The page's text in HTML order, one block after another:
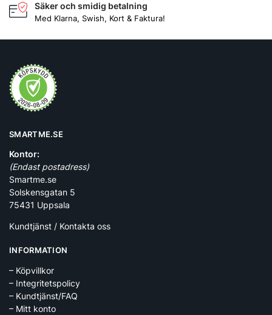
Säker och smidig betalning
Med Klarna, Swish, Kort & Faktura!
SMARTME.SE
Kontor:
(Endast postadress)
Smartme.se
Solskensgatan 5
75431 Uppsala
Kundtjänst / Kontakta oss
INFORMATION
– Köpvillkor
– Integritetspolicy
– Kundtjänst/FAQ
– Mitt konto